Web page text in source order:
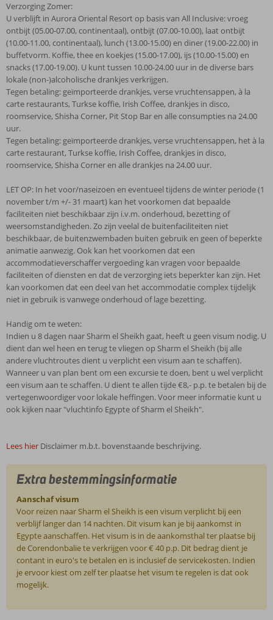
Verzorging Zomer:
U verblijft in Aurora Oriental Resort op basis van All Inclusive: vroeg
ontbijt (05.00-07.00, continentaal), ontbijt (07.00-10.00), laat ontbijt
(10.00-11.00, continentaal), lunch (13.00-15.00) en diner (19.00-22.00) in
buffetvorm. Koffie, thee en koekjes (15.00-17.00), ijs (10.00-15.00) en
snacks (17.00-19.00). U kunt tussen 10.00-24.00 uur in de diverse bars
lokale (non-)alcoholische drankjes verkrijgen.
Tegen betaling: geïmporteerde drankjes, verse vruchtensappen, à la
carte restaurants, Turkse koffie, Irish Coffee, drankjes in disco,
roomservice, Shisha Corner, Pit Stop Bar en alle consumpties na 24.00
uur.
Tegen betaling: geïmporteerde drankjes, verse vruchtensappen, het à la
carte restaurant, Turkse koffie, Irish Coffee, drankjes in disco,
roomservice, Shisha Corner en alle drankjes na 24.00 uur.
LET OP: In het voor/naseizoen en eventueel tijdens de winter periode (1
november t/m +/- 31 maart) kan het voorkomen dat bepaalde
faciliteiten niet beschikbaar zijn i.v.m. onderhoud, bezetting of
weersomstandigheden. Zo zijn veelal de buitenfaciliteiten niet
beschikbaar, de buitenzwembaden buiten gebruik en geen of beperkte
animatie aanwezig. Ook kan het voorkomen dat een
accommodatieverschaffer vergoeding kan vragen voor bepaalde
faciliteiten of diensten en dat de verzorging iets beperkter kan zijn. Het
kan voorkomen dat een deel van het accommodatie complex tijdelijk
niet in gebruik is vanwege onderhoud of lage bezetting.
Handig om te weten:
Indien u 8 dagen naar Sharm el Sheikh gaat, heeft u geen visum nodig. U
dient dan wel heen en terug te vliegen op Sharm el Sheikh (bij alle
andere vluchtroutes dient u verplicht een visum aan te schaffen).
Wanneer u van plan bent om een excursie te doen, bent u wel verplicht
een visum aan te schaffen. U dient te allen tijde €8,- p.p. te betalen bij de
vertegenwoordiger voor lokale heffingen. Voor meer informatie kunt u
ook kijken naar "vluchtinfo Egypte of Sharm el Sheikh".
Lees hier Disclaimer m.b.t. bovenstaande beschrijving.
Extra bestemmingsinformatie
Aanschaf visum
Voor reizen naar Sharm el Sheikh is een visum verplicht bij een
verblijf langer dan 14 nachten. Dit visum kan je bij aankomst in
Egypte aanschaffen. Het visum is in de aankomsthal ter plaatse bij
de Corendonbalie te verkrijgen voor € 40 p.p. Dit bedrag dient je
contant in euro's te betalen en is inclusief de servicekosten. Indien
je ervoor kiest om zelf ter plaatse het visum te regelen is dat ook
mogelijk.